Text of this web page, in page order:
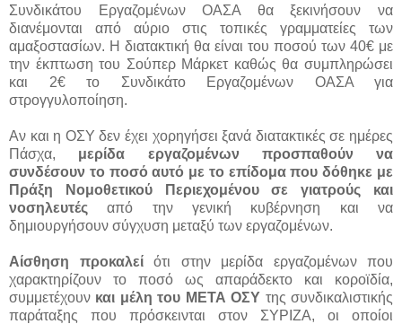
Συνδικάτου Εργαζομένων ΟΑΣΑ θα ξεκινήσουν να
διανέμονται από αύριο στις τοπικές γραμματείες των
αμαξοστασίων. Η διατακτική θα είναι του ποσού των 40€ με
την έκπτωση του Σούπερ Μάρκετ καθώς θα συμπληρώσει
και 2€ το Συνδικάτο Εργαζομένων ΟΑΣΑ για
στρογγυλοποίηση.
Αν και η ΟΣΥ δεν έχει χορηγήσει ξανά διατακτικές σε ημέρες
Πάσχα, μερίδα εργαζομένων προσπαθούν να
συνδέσουν το ποσό αυτό με το επίδομα που δόθηκε με
Πράξη Νομοθετικού Περιεχομένου σε γιατρούς και
νοσηλευτέςαπό την γενική κυβέρνηση και να
δημιουργήσουν σύγχυση μεταξύ των εργαζομένων.
Αίσθηση προκαλείότι στην μερίδα εργαζομένων που
χαρακτηρίζουν το ποσό ως απαράδεκτο και κοροϊδία,
συμμετέχουν και μέλη του ΜΕΤΑ ΟΣΥ της συνδικαλιστικής
παράταξης που πρόσκεινται στον ΣΥΡΙΖΑ, οι οποίοι